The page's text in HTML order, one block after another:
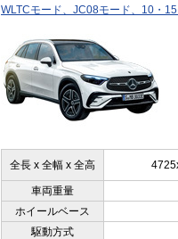
WLTCモード、JC08モード、10・
全長 x 全幅 x 全高
車両重量
ホイールベース
駆動方式